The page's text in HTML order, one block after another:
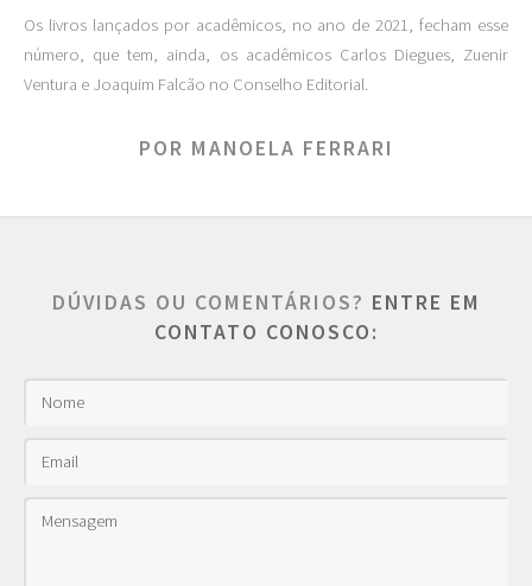
Os livros lançados por acadêmicos, no ano de 2021, fecham esse
número, que tem, ainda, os acadêmicos Carlos Diegues, Zuenir
Ventura e Joaquim Falcão no Conselho Editorial.
POR MANOELA FERRARI
DÚVIDAS OU COMENTÁRIOS? ENTRE EM
CONTATO CONOSCO: